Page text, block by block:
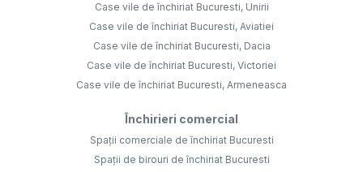
Case vile de închiriat Bucuresti, Unirii
Case vile de închiriat Bucuresti, Aviatiei
Case vile de închiriat Bucuresti, Dacia
Case vile de închiriat Bucuresti, Victoriei
Case vile de închiriat Bucuresti, Armeneasca
Închirieri comercial
Spații comerciale de închiriat Bucuresti
Spații de birouri de închiriat Bucuresti